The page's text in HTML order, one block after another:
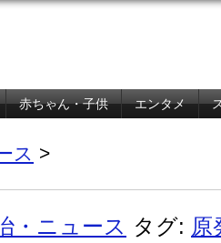
赤ちゃん・子供 エンタメ
ス >
・ニュース タグ: 原